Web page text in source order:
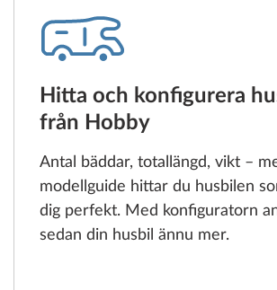
Hitta och konfigurera
från Hobby
Antal bäddar, totallängd, vikt –
modellguide hittar du husbilen
dig perfekt. Med konfiguratorn
sedan din husbil ännu mer.